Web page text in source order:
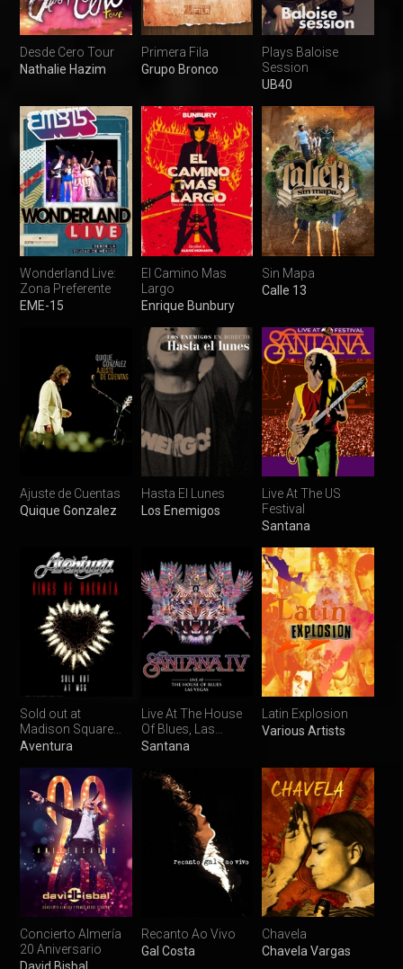
Desde Cero Tour
Nathalie Hazim
Primera Fila
Grupo Bronco
Plays Baloise
Session
UB40
Wonderland Live:
Zona Preferente
EME-15
El Camino Mas
Largo
Enrique Bunbury
Sin Mapa
Calle 13
Ajuste de Cuentas
Quique Gonzalez
Hasta El Lunes
Los Enemigos
Live At The US
Festival
Santana
Sold out at
Madison Square
Garden
Aventura
Live At The House
Of Blues, Las
Vegas
Santana
Latin Explosion
Various Artists
Concierto Almería
20 Aniversario
Recanto Ao Vivo
Gal Costa
Chavela
Chavela Vargas